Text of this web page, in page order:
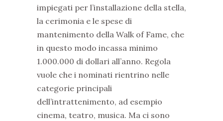
impiegati per l’installazione della stella,
la cerimonia e le spese di
mantenimento della Walk of Fame, che
in questo modo incassa minimo
1.000.000 di dollari all’anno. Regola
vuole che i nominati rientrino nelle
categorie principali
dell’intrattenimento, ad esempio
cinema, teatro, musica. Ma ci sono